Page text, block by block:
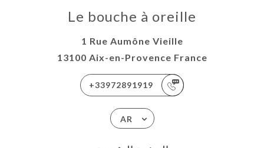
Le bouche à oreille
1 Rue Aumône Vieille
13100 Aix-en-Provence France
+33972891919
AR